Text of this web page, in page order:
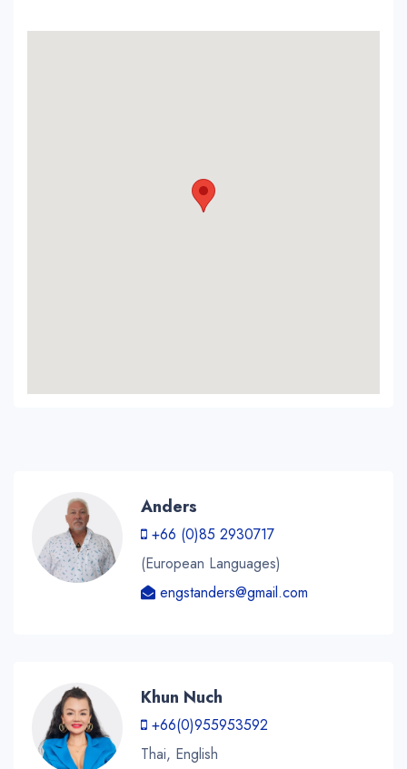
Anders
+66 (0)85 2930717
(European Languages)
engstanders@gmail.com
Khun Nuch
+66(0)955953592
Thai, English